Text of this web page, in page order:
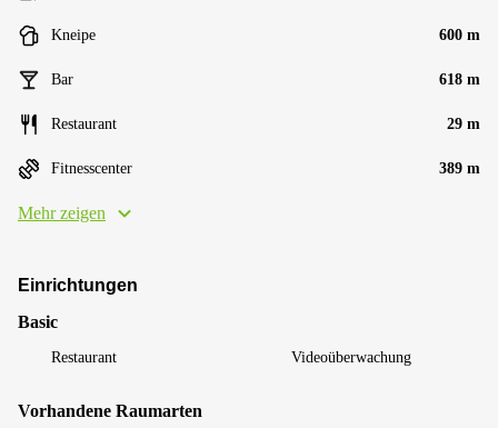
Kneipe 600 m
Bar 618 m
Restaurant 29 m
Fitnesscenter 389 m
Mehr zeigen
Einrichtungen
Basic
Restaurant Videoüberwachung
Vorhandene Raumarten